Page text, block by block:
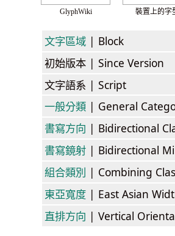
GlyphWiki 裝置上的字
文字區域 | Block
初始版本 | Since Version
文字語系 | Script
一般分類 | General
書寫方向 | Bidirectional
書寫鏡射 | Bidirectional
組合類別 | Combining
東亞寬度 | East Asian
直排方向 | Vertical